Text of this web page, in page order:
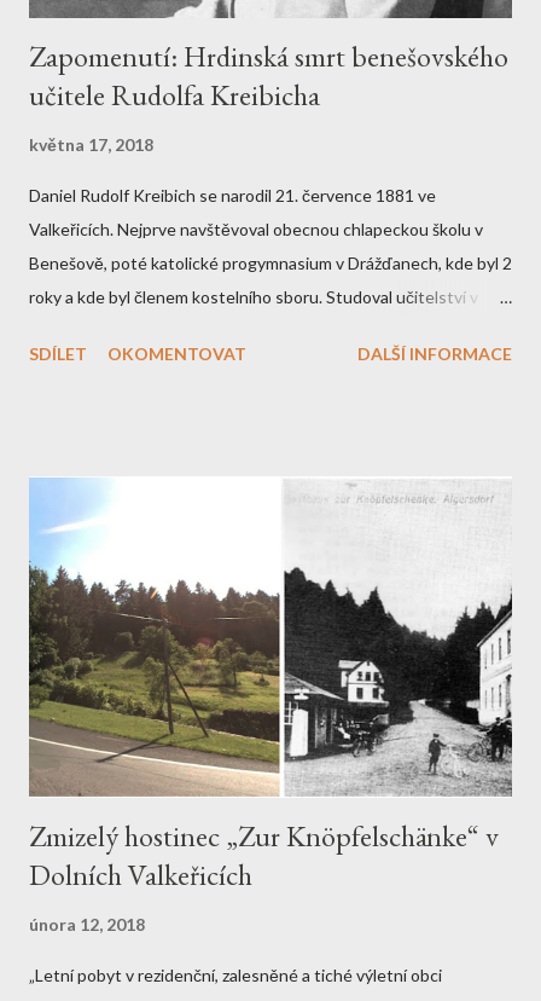
Zapomenutí: Hrdinská smrt benešovského
učitele Rudolfa Kreibicha
května 17, 2018
Daniel Rudolf Kreibich se narodil 21. července 1881 ve
Valkeřicích. Nejprve navštěvoval obecnou chlapeckou školu v
Benešově, poté katolické progymnasium v Drážďanech, kde byl 2
roky a kde byl členem kostelního sboru. Studoval učitelství v
škole stal již ve školním roce 1900-1901. V květnu 1903 získal
zde až do svého narukování v únoru 1915. Rudolf Kreibich Mimo
školu pan Kreibich rád pracoval denně na své zahrádce plné
květin a ovocných stromů. Byl též vynikající zpěvák, který svým
krásným barytonovým hlasem těšil posluchače na mnoha
koncertech benešovského pěveckého spolku či na různých
kostelních vystoupeních. Večery poté rád trávil ve své oblíbené
restauraci. Jako voják sloužil Rudolf Kreibich v "domácím" 42.
pěším pluku. K ...
SDÍLET OKOMENTOVAT DALŠÍ INFORMACE
Zmizelý hostinec „Zur Knöpfelschänke“ v
Dolních Valkeřicích
února 12, 2018
„Letní pobyt v rezidenční, zalesněné a tiché výletní obci